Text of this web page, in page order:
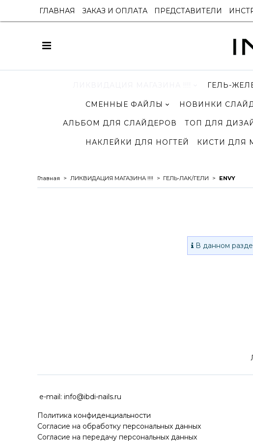
ГЛАВНАЯ ЗАКАЗ И ОПЛАТА ПРЕДСТАВИТЕЛИ
ГЕЛЬ-
СМЕННЫЕ ФАЙЛЫ НОВИНКИ
АЛЬБОМ ДЛЯ СЛАЙДЕРОВ ТОП ДЛЯ
НАКЛЕЙКИ ДЛЯ НОГТЕЙ КИСТИ ДЛЯ
Главная ЛИКВИДАЦИЯ МАГАЗИНА !!!! ГЕЛЬ-ЛАК/ГЕЛИ ENVY
В данном
e-mail: info@ibdi-nails.ru
Политика конфиденциальности
Согласие на обработку персональных данных
Согласие на передачу персональных данных